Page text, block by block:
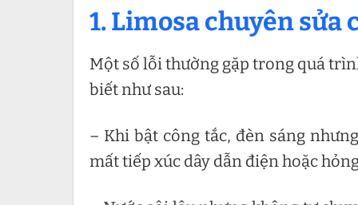
1. Limosa chuyên
Một số lỗi thường gặp trong quá
biết như sau:
– Khi bật công tắc, đèn sáng
mất tiếp xúc dây dẫn điện hoặc